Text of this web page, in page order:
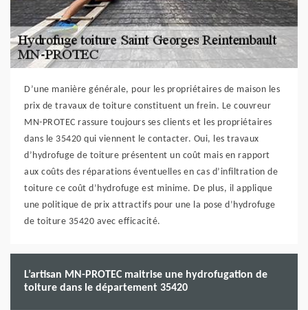
D’une manière générale, pour les propriétaires de maison les
prix de travaux de toiture constituent un frein. Le couvreur
MN-PROTEC rassure toujours ses clients et les propriétaires
dans le 35420 qui viennent le contacter. Oui, les travaux
d’hydrofuge de toiture présentent un coût mais en rapport
aux coûts des réparations éventuelles en cas d’infiltration de
toiture ce coût d’hydrofuge est minime. De plus, il applique
une politique de prix attractifs pour une la pose d’hydrofuge
de toiture 35420 avec efficacité.
L’artisan MN-PROTEC maitrise une hydrofugation de
toiture dans le département 35420